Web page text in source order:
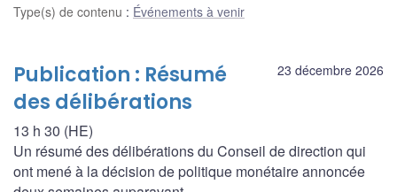
Type(s) de contenu : Événements à venir
23 décembre 2026
Publication : Résumé
des délibérations
13 h 30 (HE)
Un résumé des délibérations du Conseil de direction qui
ont mené à la décision de politique monétaire annoncée